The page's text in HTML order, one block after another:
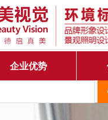
企业优势